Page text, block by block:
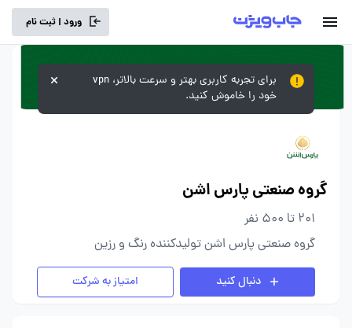
ورود | ثبت نام
گروه صنعتی پارس اشن
201 تا 500 نفر
گروه صنعتی پارس اشن تولیدکننده رنگ و رزین
دنبال کنید امتیاز به شرکت
برای تجربه کاربری بهتر و سرعت بالاتر، vpn
خود را خاموش کنید.